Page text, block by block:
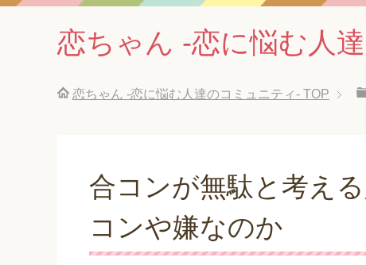
恋ちゃん -恋に悩む人
恋ちゃん -恋に悩む人達のコミュニティ- TOP
合コンが無駄と考え
コンや嫌なのか